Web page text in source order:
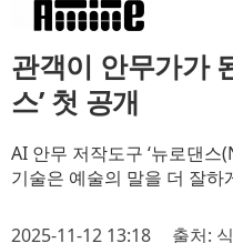
관객이 안무가가
스’ 첫 공개
AI 안무 저작도구 ‘뉴로댄
기술은 예술의 말을 더 잘
2025-11-12 13:18 출처: